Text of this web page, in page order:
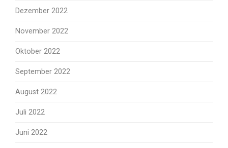
Dezember 2022
November 2022
Oktober 2022
September 2022
August 2022
Juli 2022
Juni 2022